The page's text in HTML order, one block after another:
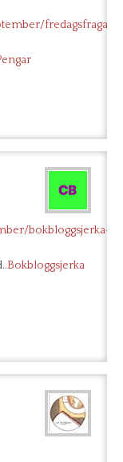
fredagsfragan-
bokbloggsjerka-
Bokbloggsjerka